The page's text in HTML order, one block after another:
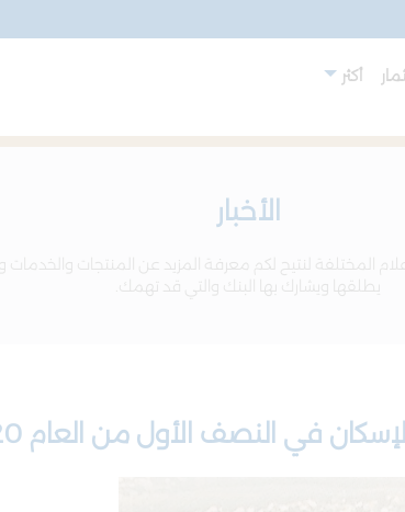
أكثر
الأخبار
المختلفة لنتيح لكم معرفة المزيد عن المنتجات والخدمات
يطلقها ويشارك بها البنك والتي قد تهمك.